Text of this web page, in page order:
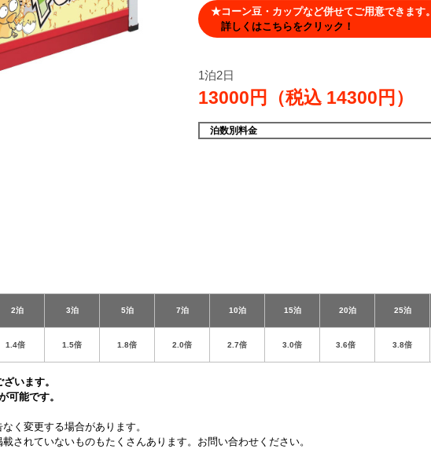
★コーン豆・カップなど併せてご用意できます。
詳しくはこちらをクリック！
1泊2日
13000円（税込 14300円）
泊数別料金
2泊 3泊 5泊 7泊 10泊 15泊 20泊 25泊
1.4倍 1.5倍 1.8倍 2.0倍 2.7倍 3.0倍 3.6倍 3.8倍
います。
可能です。
く変更する場合があります。
されていないものもたくさんあります。お問い合わせください。